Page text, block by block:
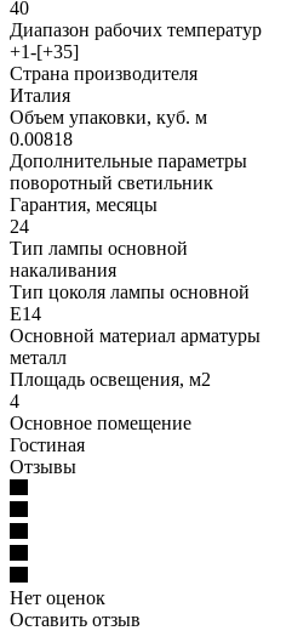
40
Диапазон рабочих температур
+1-[+35]
Страна производителя
Италия
Объем упаковки, куб. м
0.00818
Дополнительные параметры
поворотный светильник
Гарантия, месяцы
24
Тип лампы основной
накаливания
Тип цоколя лампы основной
E14
Основной материал арматуры
металл
Площадь освещения, м2
4
Основное помещение
Гостиная
Отзывы
Нет оценок
Оставить отзыв